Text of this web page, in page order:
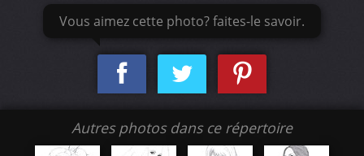
Vous aimez cette photo? faites-le savoir.
Autres photos dans ce répertoire